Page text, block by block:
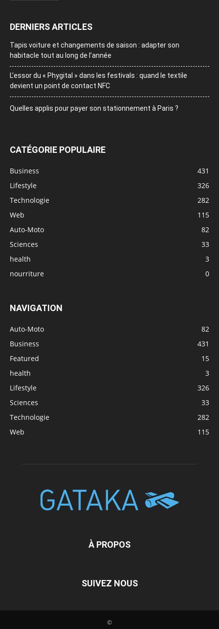
DERNIERS ARTICLES
Tapis voiture et changements de saison : adapter son
habitacle tout au long de l’année
L’essor du « Phygital » dans les festivals : quand le textile
devient un point de contact NFC
Quelles applis pour payer son stationnement à Paris ?
CATÉGORIE POPULAIRE
Business
431
Lifestyle
326
Technologie
282
Web
115
Auto-Moto
82
Sciences
33
health
3
nourriture
0
NAVIGATION
Auto-Moto
82
Business
431
Featured
15
health
3
Lifestyle
326
Sciences
33
Technologie
282
Web
115
À PROPOS
SUIVEZ NOUS
©